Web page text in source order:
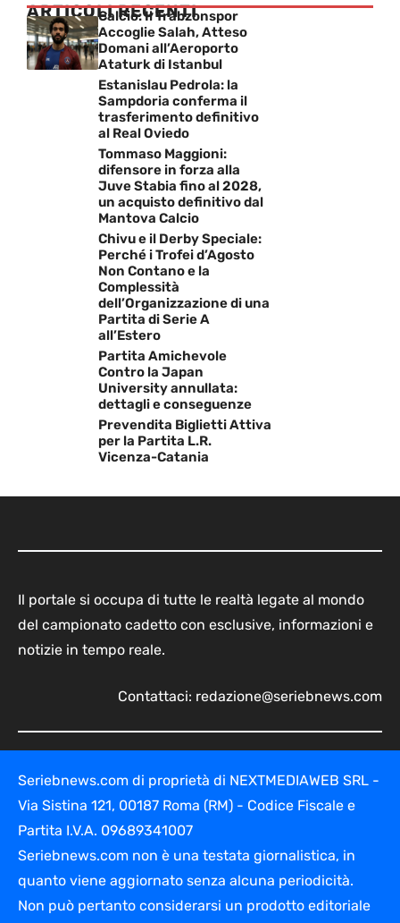
ARTICOLI RECENTI
Calcio: Il Trabzonspor
Accoglie Salah, Atteso
Domani all’Aeroporto
Ataturk di Istanbul
Estanislau Pedrola: la
Sampdoria conferma il
trasferimento definitivo
al Real Oviedo
Tommaso Maggioni:
difensore in forza alla
Juve Stabia fino al 2028,
un acquisto definitivo dal
Mantova Calcio
Chivu e il Derby Speciale:
Perché i Trofei d’Agosto
Non Contano e la
Complessità
dell’Organizzazione di una
Partita di Serie A
all’Estero
Partita Amichevole
Contro la Japan
University annullata:
dettagli e conseguenze
Prevendita Biglietti Attiva
per la Partita L.R.
Vicenza-Catania
Il portale si occupa di tutte le realtà legate al mondo
del campionato cadetto con esclusive, informazioni e
notizie in tempo reale.
Contattaci: redazione@seriebnews.com
Seriebnews.com di proprietà di NEXTMEDIAWEB SRL -
Via Sistina 121, 00187 Roma (RM) - Codice Fiscale e
Partita I.V.A. 09689341007
Seriebnews.com non è una testata giornalistica, in
quanto viene aggiornato senza alcuna periodicità.
Non può pertanto considerarsi un prodotto editoriale